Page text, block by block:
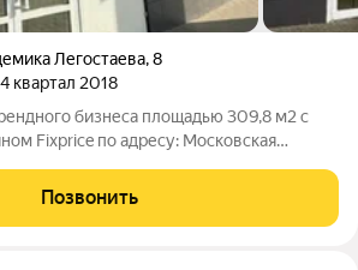
Легостаева,8
квартал 2018
бизнеса площадью 309,8 м2 с
Fixprice по адресу: Московская
Ростокино). 1 линия домов. Помещение
Позвонить